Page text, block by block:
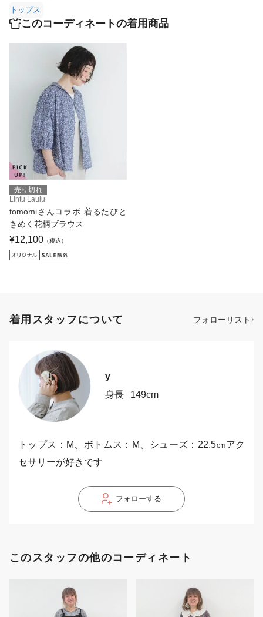
トップス
このコーディネートの着用商品
売り切れ
Lintu Laulu
tomomiさんコラボ 着るたびと
きめく花柄ブラウス
¥12,100 （税込）
着用スタッフについて フォローリスト
y
身長
149cm
トップス：M、ボトムス：M、シューズ：22.5㎝アク
セサリーが好きです
フォローする
このスタッフの他のコーディネート